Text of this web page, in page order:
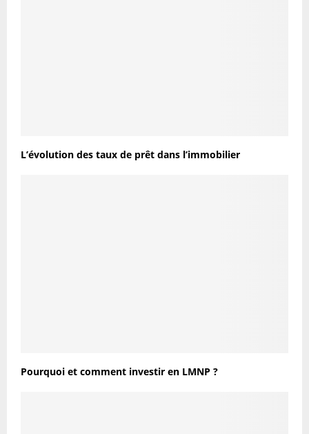
L’évolution des taux de prêt dans l’immobilier
Pourquoi et comment investir en LMNP ?